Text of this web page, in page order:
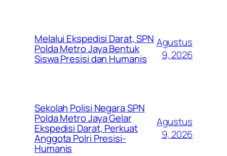
Melalui Ekspedisi Darat, SPN
Polda Metro Jaya Bentuk
Siswa Presisi dan Humanis
Agustus
9, 2026
Sekolah Polisi Negara SPN
Polda Metro Jaya Gelar
Ekspedisi Darat, Perkuat
Anggota Polri Presisi-
Humanis
Agustus
9, 2026